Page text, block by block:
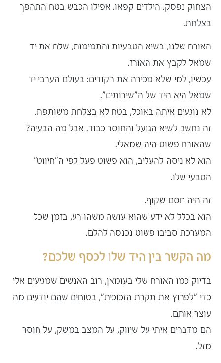
הצחוק נפסק. הילדים קפאו. אפילו הכבש בטח התהפך
בצלחת.
האורח שלנו, בשיא הטבעיות והתמימות, שלח את יד
שמאל לקבץ את האורז.
עכשיו, למי שלא מכירה את הקודים: בעולם הערבי יד
שמאל היא היד של ה"שירותים".
לא נוגעים איתה באוכל, בטח לא בצלחת משותפת.
זה נחשב לשיא הגועל והחוסר כבוד. אבל מה הבעיה?
שהאורח פשוט היה שמאלי.
הוא לא ניסה להעליב, הוא פשוט פעל לפי ה"חיווט"
הטבעי שלו.
זה היה חסם שקוף.
הוא בכלל לא ידע שהוא עושה משהו רע, בזמן שכל
המערכת סביבו פשוט נכנסה להלם.
מה הקשר בין היד שלו לכסף שלכם?
בדיוק כמו האורח שלי בעומאן, רוב האנשים שמגיעים אלי
כדי "לפרוץ את תקרת הזכוכית", בטוחים שהם יודעים מה
עוצר אותם.
הם מדברים איתי על שיווק, על המצב במשק, על חוסר
מזל.